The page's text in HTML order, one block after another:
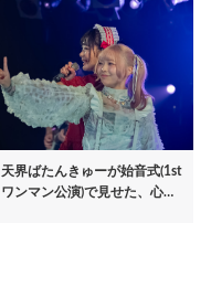
天界ばたんきゅーが始音式(1st
ワンマン公演)で見せた、心…